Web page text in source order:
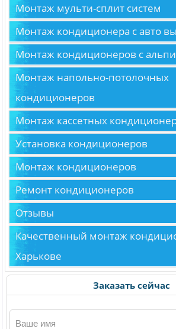
Монтаж мульти-сплит систем
Монтаж кондиционера с авто
Монтаж кондиционеров с
Монтаж напольно-потолочных
кондиционеров
Монтаж кассетных
Установка кондиционеров
Монтаж кондиционеров
Ремонт кондиционеров
Отзывы
Качественный монтаж
Харькове
Заказать сейчас
Ваше имя